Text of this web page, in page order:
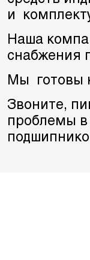
и
Наша
снабжения
Мы готовы
Звоните,
проблемы в